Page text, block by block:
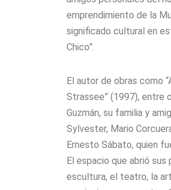
emprendimiento de la
significado cultural en
Chico”.
El autor de obras como
Strassee” (1997), entre
Guzmán, su familia y
Sylvester, Mario
Ernesto Sábato, quien
El espacio que abrió
escultura, el teatro, la